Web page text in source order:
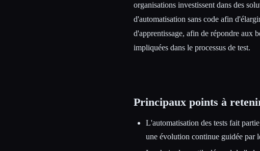
organisations investissent dans des
d'automatisation sans code afin
d'apprentissage, afin de répondre aux
impliquées dans le processus de test.
Principaux points à
L'automatisation des tests fait
une évolution continue guidée par